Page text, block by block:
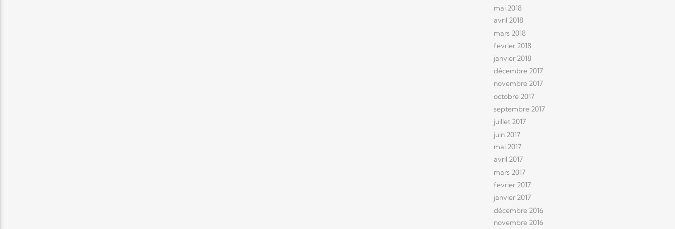
mai 2018
avril 2018
mars 2018
février 2018
janvier 2018
décembre 2017
novembre 2017
octobre 2017
septembre 2017
juillet 2017
juin 2017
mai 2017
avril 2017
mars 2017
février 2017
janvier 2017
décembre 2016
novembre 2016